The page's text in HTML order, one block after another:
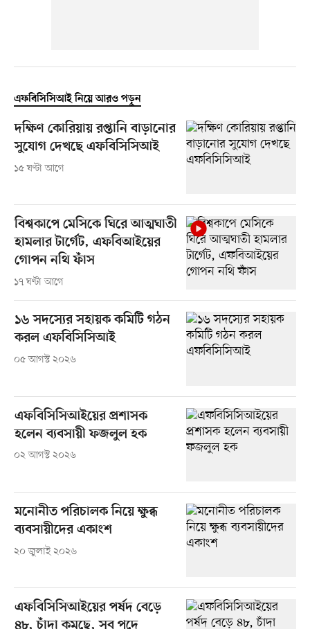
এফবিসিসিআই নিয়ে আরও পড়ুন
দক্ষিণ কোরিয়ায় রপ্তানি বাড়ানোর
সুযোগ দেখছে এফবিসিসিআই
১৫ ঘণ্টা আগে
বিশ্বকাপে মেসিকে ঘিরে আত্মঘাতী
হামলার টার্গেট, এফবিআইয়ের
গোপন নথি ফাঁস
১৭ ঘণ্টা আগে
১৬ সদস্যের সহায়ক কমিটি গঠন
করল এফবিসিসিআই
০৫ আগস্ট ২০২৬
এফবিসিসিআইয়ের প্রশাসক
হলেন ব্যবসায়ী ফজলুল হক
০২ আগস্ট ২০২৬
মনোনীত পরিচালক নিয়ে ক্ষুব্ধ
ব্যবসায়ীদের একাংশ
২০ জুলাই ২০২৬
এফবিসিসিআইয়ের পর্ষদ বেড়ে
৪৮, চাঁদা কমছে, সব পদে